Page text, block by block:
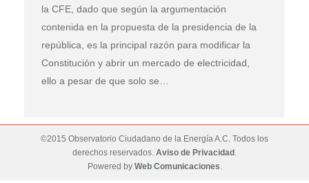
la CFE, dado que según la argumentación
contenida en la propuesta de la presidencia de la
república, es la principal razón para modificar la
Constitución y abrir un mercado de electricidad,
ello a pesar de que solo se…
©2015 Observatorio Ciudadano de la Energía A.C. Todos los
derechos reservados. Aviso de Privacidad.
Powered by Web Comunicaciones.